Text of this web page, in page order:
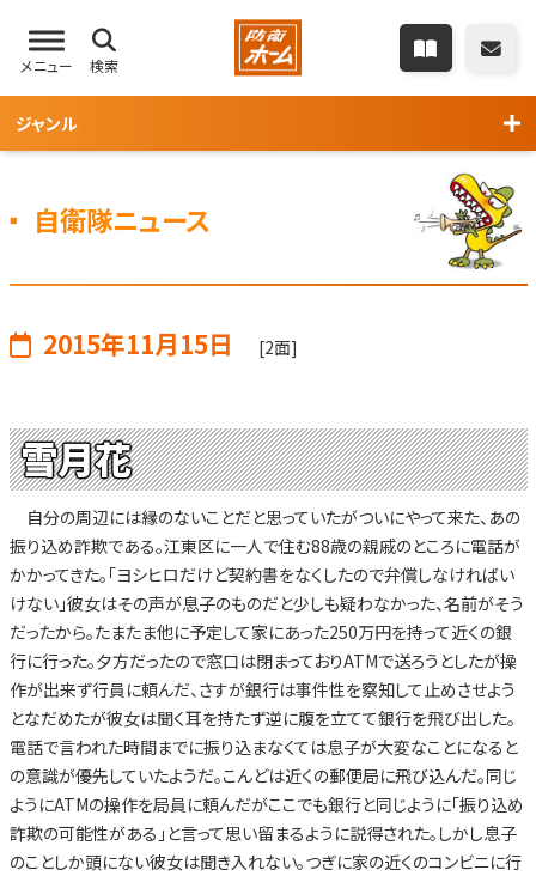
メニュー 検索
ジャンル
自衛隊ニュース
2015年11月15日 [2面]
雪月花
自分の周辺には縁のないことだと思っていたがついにやって来た、あの
振り込め詐欺である。江東区に一人で住む88歳の親戚のところに電話が
かかってきた。「ヨシヒロだけど契約書をなくしたので弁償しなければい
けない」彼女はその声が息子のものだと少しも疑わなかった、名前がそう
だったから。たまたま他に予定して家にあった250万円を持って近くの銀
行に行った。夕方だったので窓口は閉まっておりATMで送ろうとしたが操
作が出来ず行員に頼んだ、さすが銀行は事件性を察知して止めさせよう
となだめたが彼女は聞く耳を持たず逆に腹を立てて銀行を飛び出した。
電話で言われた時間までに振り込まなくては息子が大変なことになると
の意識が優先していたようだ。こんどは近くの郵便局に飛び込んだ。同じ
ようにATMの操作を局員に頼んだがここでも銀行と同じように「振り込め
詐欺の可能性がある」と言って思い留まるように説得された。しかし息子
のことしか頭にない彼女は聞き入れない。つぎに家の近くのコンビニに行